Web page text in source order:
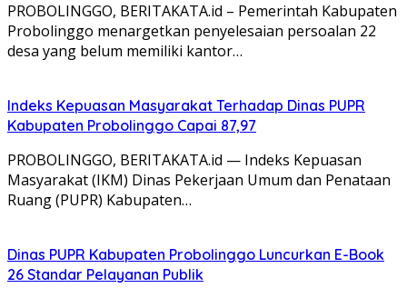
PROBOLINGGO, BERITAKATA.id – Pemerintah Kabupaten
Probolinggo menargetkan penyelesaian persoalan 22
desa yang belum memiliki kantor…
Indeks Kepuasan Masyarakat Terhadap Dinas PUPR
Kabupaten Probolinggo Capai 87,97
PROBOLINGGO, BERITAKATA.id — Indeks Kepuasan
Masyarakat (IKM) Dinas Pekerjaan Umum dan Penataan
Ruang (PUPR) Kabupaten…
Dinas PUPR Kabupaten Probolinggo Luncurkan E-Book
26 Standar Pelayanan Publik